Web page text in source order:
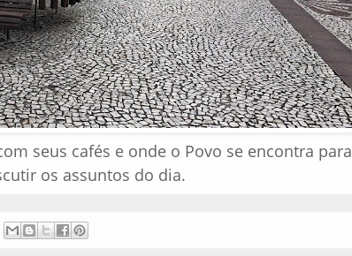
seus cafés e onde o Povo se encontra para
os assuntos do dia.